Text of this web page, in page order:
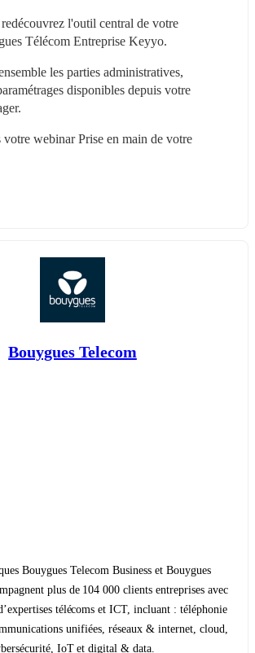
l'outil central de votre
Télécom Entreprise Keyyo.
les parties administratives,
disponibles depuis votre
webinar Prise en main de votre
Bouygues Telecom
Bouygues Telecom Business et Bouygues
plus de 104 000 clients entreprises avec
télécoms et ICT, incluant : téléphonie
unifiées, réseaux & internet, cloud,
IoT et digital & data.